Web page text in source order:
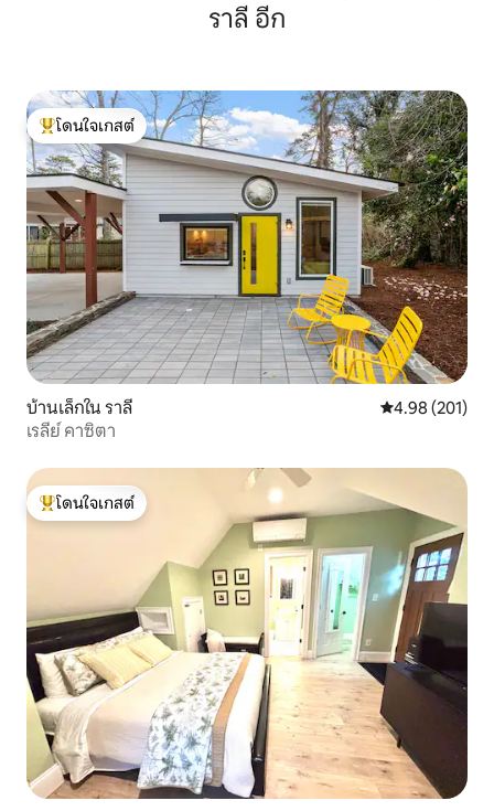
ราลี อีก
โดนใจเกสต์ที่สุด
โดนใจเกสต์
บ้านเล็กใน ราลี คะแนนเฉลี่ย
4.98 (201)
เรลีย์ คาซิตา
โดนใจเกสต์ที่สุด
โดนใจเกสต์